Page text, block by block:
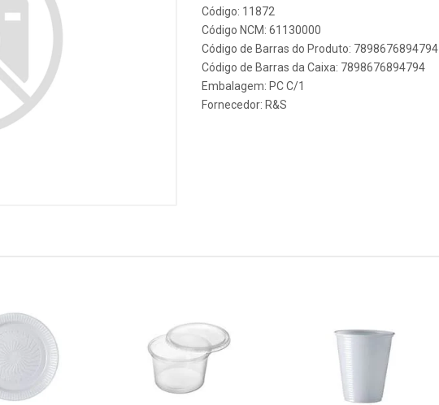
Código: 11872
Código NCM: 61130000
Código de Barras do Produto: 7898676894794
Código de Barras da Caixa: 7898676894794
Embalagem: PC C/1
Fornecedor: R&S